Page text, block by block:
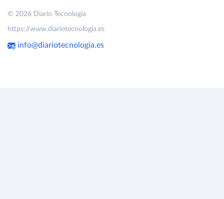
© 2026 Diario Tecnología
https://www.diariotecnologia.es
info@diariotecnologia.es